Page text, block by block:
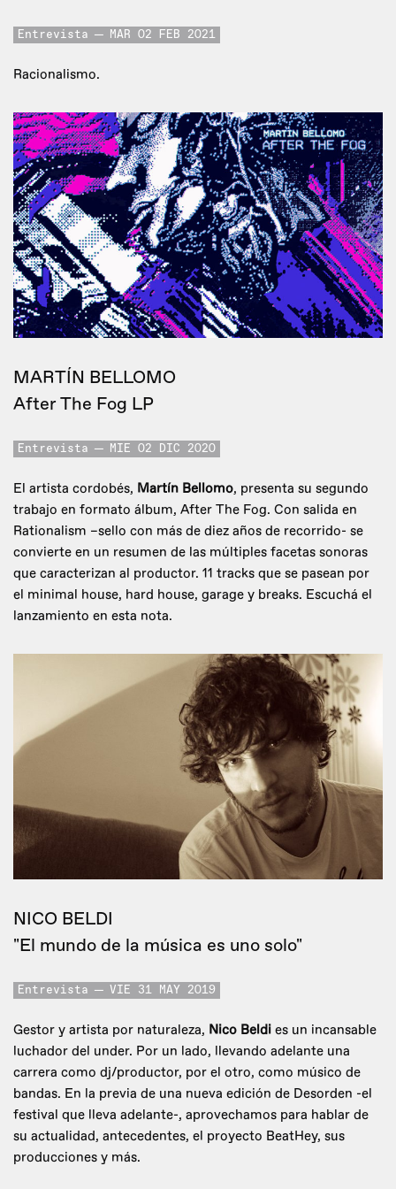
Entrevista MAR 02 FEB 2021
Racionalismo.
MARTÍN BELLOMO
After The Fog LP
Entrevista MIE 02 DIC 2020
El artista cordobés, Martín Bellomo, presenta su segundo
trabajo en formato álbum, After The Fog. Con salida en
Rationalism –sello con más de diez años de recorrido- se
convierte en un resumen de las múltiples facetas sonoras
que caracterizan al productor. 11 tracks que se pasean por
el minimal house, hard house, garage y breaks. Escuchá el
lanzamiento en esta nota.
NICO BELDI
"El mundo de la música es uno solo"
Entrevista VIE 31 MAY 2019
Gestor y artista por naturaleza, Nico Beldi es un incansable
luchador del under. Por un lado, llevando adelante una
carrera como dj/productor, por el otro, como músico de
bandas. En la previa de una nueva edición de Desorden -el
festival que lleva adelante-, aprovechamos para hablar de
su actualidad, antecedentes, el proyecto BeatHey, sus
producciones y más.